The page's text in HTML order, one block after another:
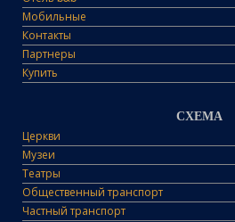
Мобильные
Контакты
Партнеры
Купить
СХЕМА
Церкви
Музеи
Театры
Общественный транспорт
Частный транспорт